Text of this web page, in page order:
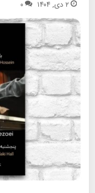
۲ دی, ۱۴۰۴ ۰